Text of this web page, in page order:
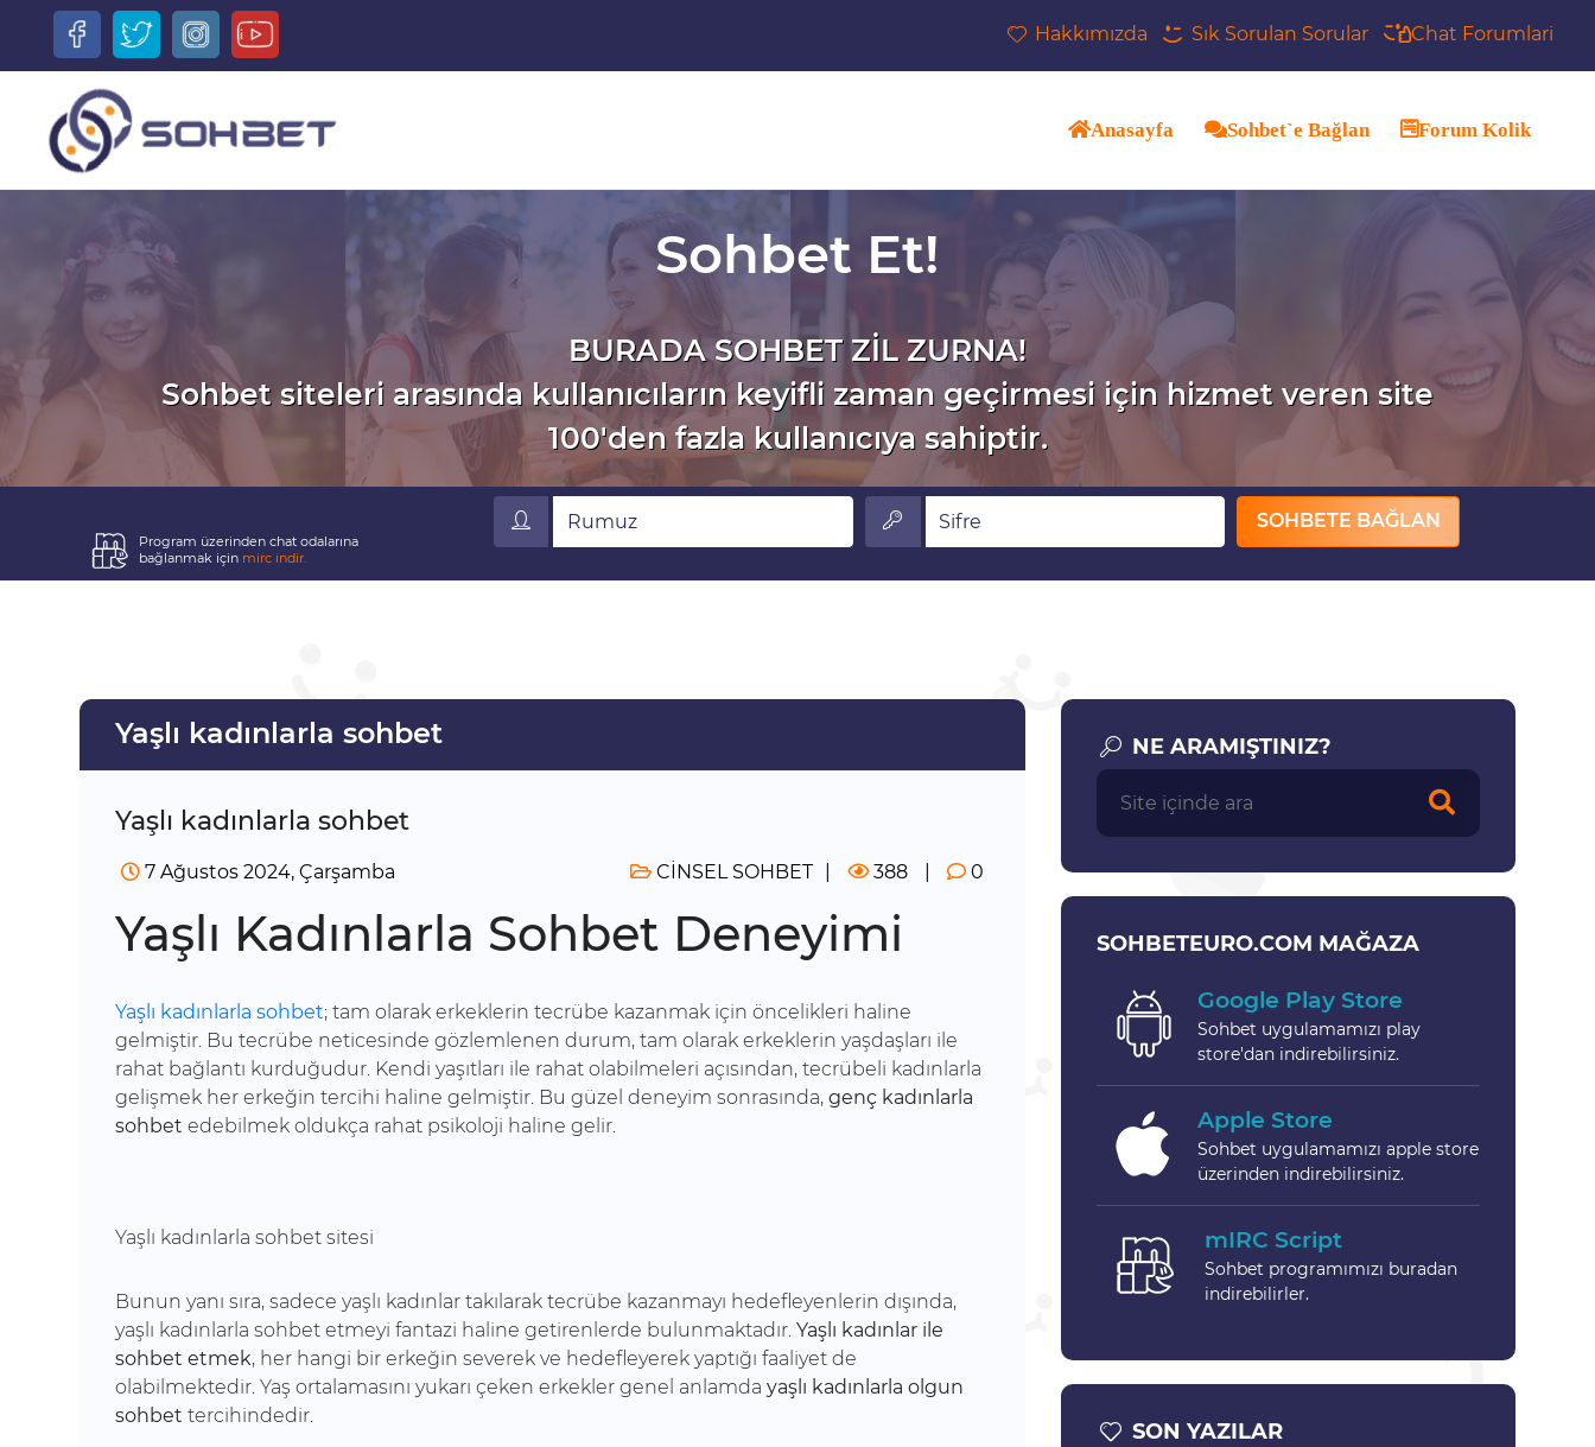
Hakkımızda Sık Sorulan Sorular Chat Forumlari
Anasayfa Sohbet`e Bağlan Forum Kolik
Sohbet Et!
BURADA SOHBET ZİL ZURNA!
Sohbet siteleri arasında kullanıcıların keyifli zaman geçirmesi için hizmet veren site
100'den fazla kullanıcıya sahiptir.
Program üzerinden chat odalarına
bağlanmak için mirc indir.
Rumuz Sifre
SOHBETE BAĞLAN
Yaşlı kadınlarla sohbet
Yaşlı kadınlarla sohbet
7 Ağustos 2024, Çarşamba CİNSEL SOHBET 388 0
Yaşlı Kadınlarla Sohbet Deneyimi
Yaşlı kadınlarla sohbet; tam olarak erkeklerin tecrübe kazanmak için öncelikleri haline
gelmiştir. Bu tecrübe neticesinde gözlemlenen durum, tam olarak erkeklerin yaşdaşları ile
rahat bağlantı kurduğudur. Kendi yaşıtları ile rahat olabilmeleri açısından, tecrübeli kadınlarla
gelişmek her erkeğin tercihi haline gelmiştir. Bu güzel deneyim sonrasında, genç kadınlarla
sohbet edebilmek oldukça rahat psikoloji haline gelir.
Yaşlı kadınlarla sohbet sitesi
Bunun yanı sıra, sadece yaşlı kadınlar takılarak tecrübe kazanmayı hedefleyenlerin dışında,
yaşlı kadınlarla sohbet etmeyi fantazi haline getirenlerde bulunmaktadır. Yaşlı kadınlar ile
sohbet etmek, her hangi bir erkeğin severek ve hedefleyerek yaptığı faaliyet de
olabilmektedir. Yaş ortalamasını yukarı çeken erkekler genel anlamda yaşlı kadınlarla olgun
sohbet tercihindedir.
NE ARAMIŞTINIZ?
SOHBETEURO.COM MAĞAZA
Google Play Store
Sohbet uygulamamızı play
store'dan indirebilirsiniz.
Apple Store
Sohbet uygulamamızı apple store
üzerinden indirebilirsiniz.
mIRC Script
Sohbet programımızı buradan
indirebilirler.
SON YAZILAR